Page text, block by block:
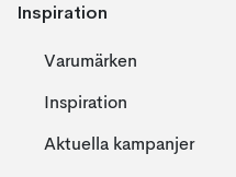
Inspiration
Varumärken
Inspiration
Aktuella kampanjer